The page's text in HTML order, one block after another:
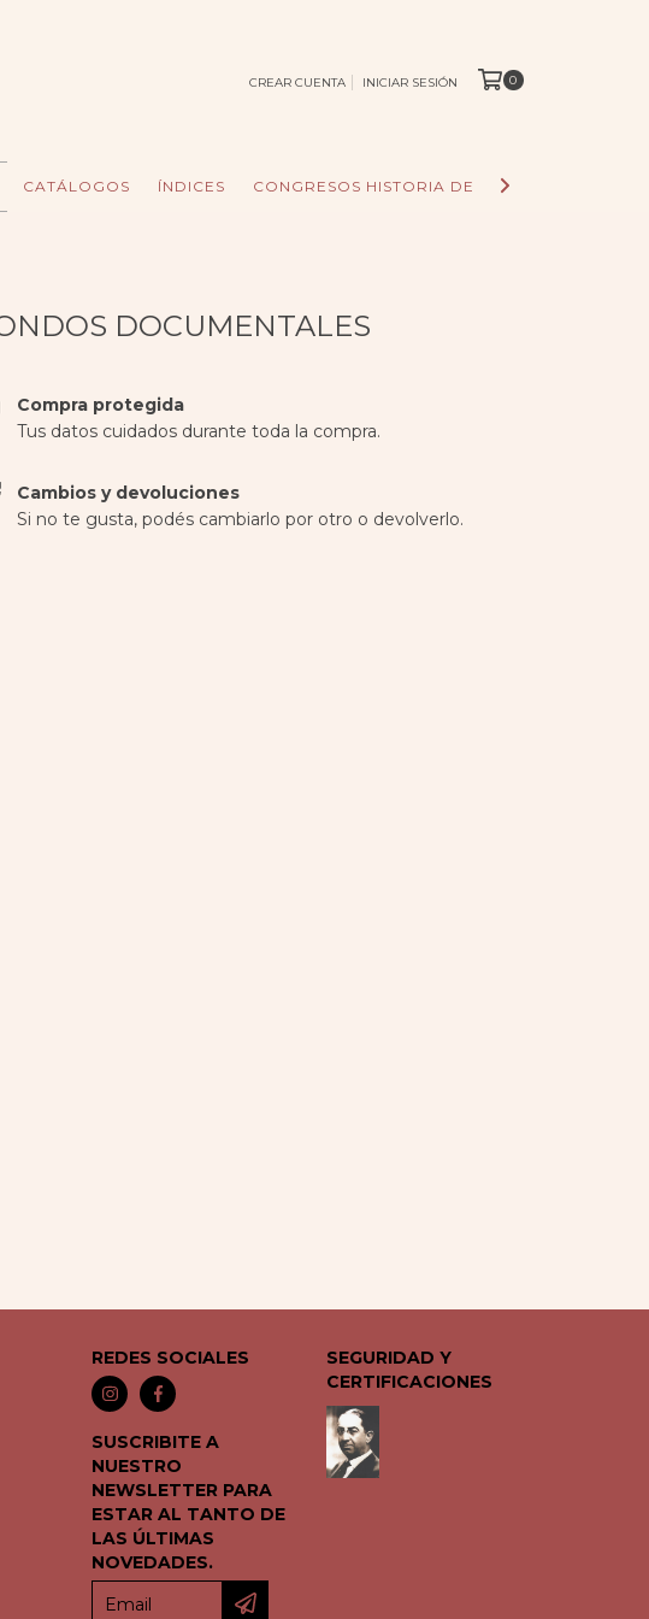
CREAR CUENTA INICIAR SESIÓN 0
CATÁLOGOS ÍNDICES CONGRESOS HISTORIA DE LOS PUEBLOS
DOCUMENTALES
Compra protegida
Tus datos cuidados durante toda la compra.
Cambios y devoluciones
Si no te gusta, podés cambiarlo por otro o devolverlo.
REDES SOCIALES
SUSCRIBITE A
NUESTRO
NEWSLETTER PARA
ESTAR AL TANTO DE
LAS ÚLTIMAS
NOVEDADES.
SEGURIDAD Y
CERTIFICACIONES